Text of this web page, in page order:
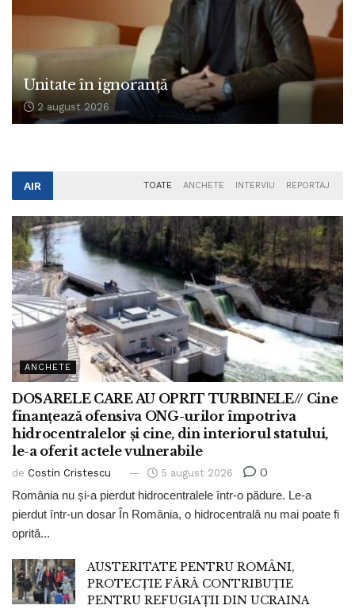
Unitate în ignoranță
2 august 2026
AIR TOATE ANCHETE INTERVIU REPORTAJ
ANCHETE
DOSARELE CARE AU OPRIT TURBINELE// Cine
finanțează ofensiva ONG-urilor împotriva
hidrocentralelor și cine, din interiorul statului,
le-a oferit actele vulnerabile
de Costin Cristescu 5 august 2026 0
România nu și-a pierdut hidrocentralele într-o pădure. Le-a
pierdut într-un dosar În România, o hidrocentrală nu mai poate fi
oprită...
AUSTERITATE PENTRU ROMÂNI,
PROTECȚIE FĂRĂ CONTRIBUȚIE
PENTRU REFUGIAȚII DIN UCRAINA